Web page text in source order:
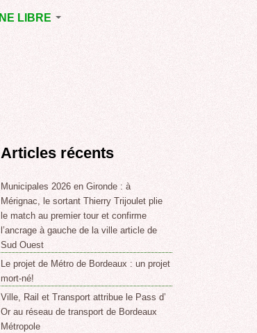
LIBRE
VUE
Articles récents
Municipales 2026 en Gironde : à
Mérignac, le sortant Thierry Trijoulet plie
le match au premier tour et confirme
l’ancrage à gauche de la ville article de
Sud Ouest
Le projet de Métro de Bordeaux : un projet
mort-né!
Ville, Rail et Transport attribue le Pass d’
Or au réseau de transport de Bordeaux
Métropole